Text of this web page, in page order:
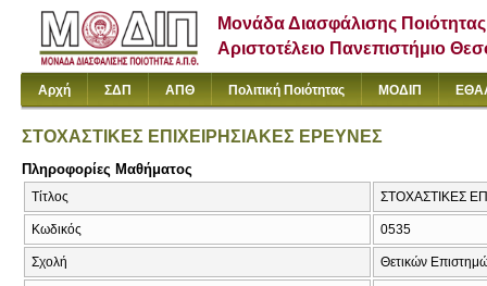
Μονάδα Διασφάλισης Ποιότητας
Αριστοτέλειο Πανεπιστήμιο
Αρχή ΣΔΠ ΑΠΘ Πολιτική Ποιότητας ΜΟΔΙΠ
ΣΤΟΧΑΣΤΙΚΕΣ ΕΠΙΧΕΙΡΗΣΙΑΚΕΣ ΕΡΕΥΝΕΣ
Πληροφορίες Μαθήματος
Τίτλος ΣΤΟΧΑΣΤΙΚΕΣ
Κωδικός 0535
Σχολή Θετικών